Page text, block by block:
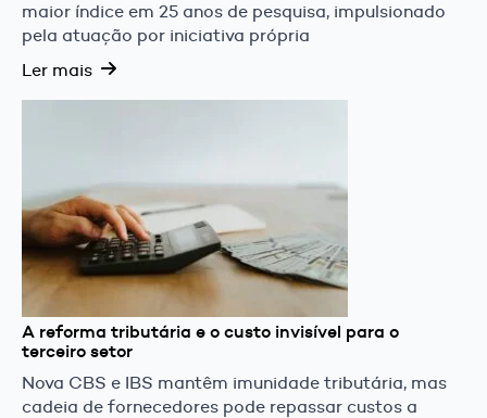
maior índice em 25 anos de pesquisa, impulsionado
pela atuação por iniciativa própria
Ler mais
A reforma tributária e o custo invisível para o
terceiro setor
Nova CBS e IBS mantêm imunidade tributária, mas
cadeia de fornecedores pode repassar custos a